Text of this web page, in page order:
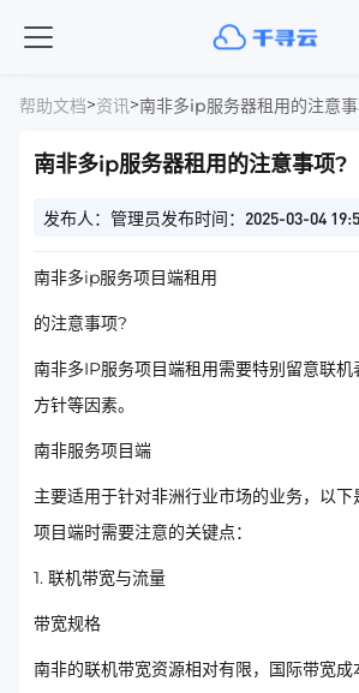
帮助文档>资讯>南非多ip服务器租用的注意
南非多ip服务器租用的注意事项?
发布人：管理员发布时间：2025-03-04
南非多ip服务项目端租用
的注意事项?
南非多IP服务项目端租用需要特别留意联
方针等因素。
南非服务项目端
主要适用于针对非洲行业市场的业务，以
项目端时需要注意的关键点：
1. 联机带宽与流量
带宽规格
南非的联机带宽资源相对有限，国际带宽